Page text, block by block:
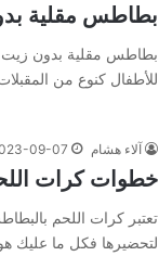
بطاطس مقلیة
بطاطس مقلیة بدون زیت
للأطفال كنوع من
آلاء هشام 09-07
خطوات كرات
تعتبر كرات اللحم
لتحضيرها فكل ما عليك هو